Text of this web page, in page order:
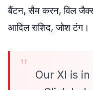
बैंटन, सैम करन, विल
आदिल राशिद, जोश टंग।
Our XI is